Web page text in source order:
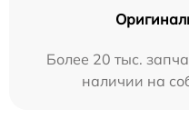
Более 20 тыс.
наличии на